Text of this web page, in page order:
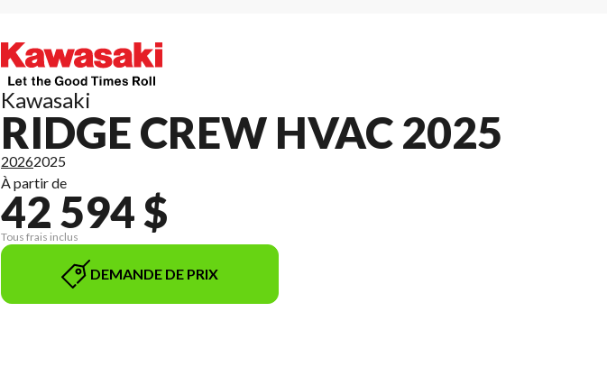
Kawasaki
RIDGE CREW HVAC 2025
20262025
À partir de
42 594 $
Tous frais inclus
DEMANDE DE PRIX